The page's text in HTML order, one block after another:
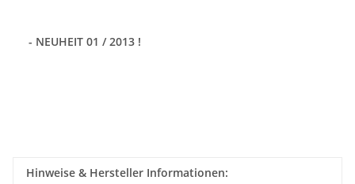
- NEUHEIT 01 / 2013 !
Hinweise & Hersteller Informationen: